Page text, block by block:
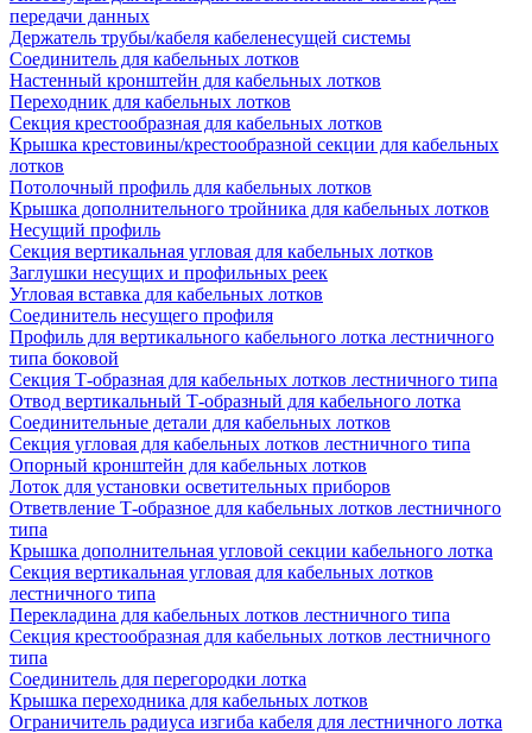
передачи данных
Держатель трубы/кабеля кабеленесущей системы
Соединитель для кабельных лотков
Настенный кронштейн для кабельных лотков
Переходник для кабельных лотков
Секция крестообразная для кабельных лотков
Крышка крестовины/крестообразной секции для кабельных
лотков
Потолочный профиль для кабельных лотков
Крышка дополнительного тройника для кабельных лотков
Несущий профиль
Секция вертикальная угловая для кабельных лотков
Заглушки несущих и профильных реек
Угловая вставка для кабельных лотков
Соединитель несущего профиля
Профиль для вертикального кабельного лотка лестничного
типа боковой
Секция Т-образная для кабельных лотков лестничного типа
Отвод вертикальный Т-образный для кабельного лотка
Соединительные детали для кабельных лотков
Секция угловая для кабельных лотков лестничного типа
Опорный кронштейн для кабельных лотков
Лоток для установки осветительных приборов
Ответвление Т-образное для кабельных лотков лестничного
типа
Крышка дополнительная угловой секции кабельного лотка
Секция вертикальная угловая для кабельных лотков
лестничного типа
Перекладина для кабельных лотков лестничного типа
Секция крестообразная для кабельных лотков лестничного
типа
Соединитель для перегородки лотка
Крышка переходника для кабельных лотков
Ограничитель радиуса изгиба кабеля для лестничного лотка